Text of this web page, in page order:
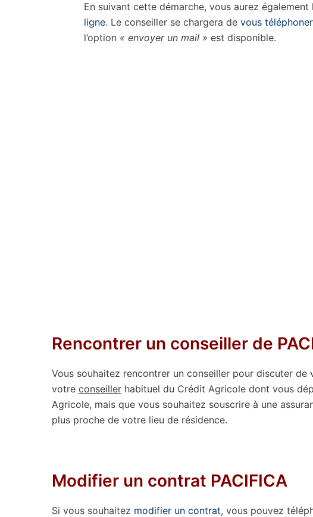
En suivant cette démarche, vous aurez
ligne. Le conseiller se chargera de vous téléphoner
l’option « envoyer un mail » est disponible.
Rencontrer un conseiller de
Vous souhaitez rencontrer un conseiller pour discuter
votre conseiller habituel du Crédit Agricole dont vous
Agricole, mais que vous souhaitez souscrire à une
plus proche de votre lieu de résidence.
Modifier un contrat PACIFICA
Si vous souhaitez modifier un contrat, vous pouvez